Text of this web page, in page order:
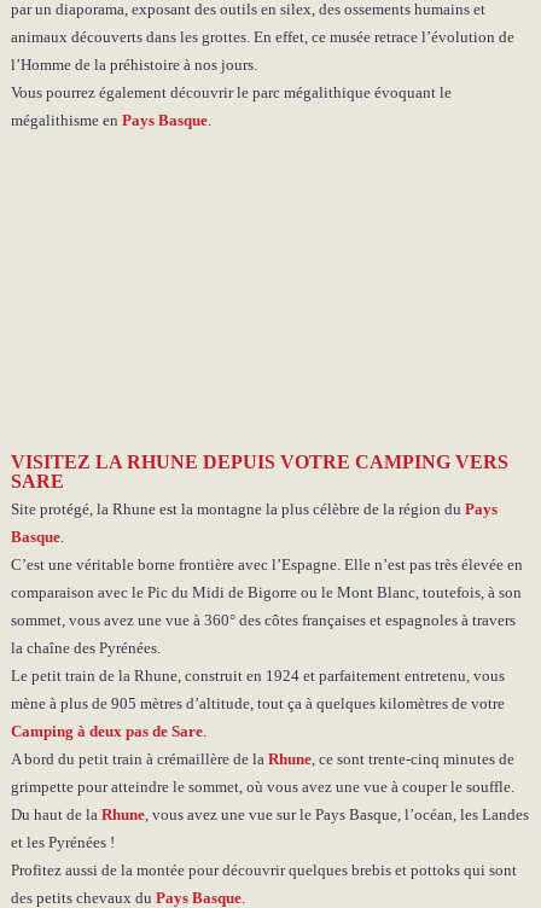
par un diaporama, exposant des outils en silex, des ossements humains et
animaux découverts dans les grottes. En effet, ce musée retrace l’évolution de
l’Homme de la préhistoire à nos jours.
Vous pourrez également découvrir le parc mégalithique évoquant le
mégalithisme en Pays Basque.
VISITEZ LA RHUNE DEPUIS VOTRE CAMPING VERS
SARE
Site protégé, la Rhune est la montagne la plus célèbre de la région du Pays
Basque.
C’est une véritable borne frontière avec l’Espagne. Elle n’est pas très élevée en
comparaison avec le Pic du Midi de Bigorre ou le Mont Blanc, toutefois, à son
sommet, vous avez une vue à 360° des côtes françaises et espagnoles à travers
la chaîne des Pyrénées.
Le petit train de la Rhune, construit en 1924 et parfaitement entretenu, vous
mène à plus de 905 mètres d’altitude, tout ça à quelques kilomètres de votre
Camping à deux pas de Sare.
A bord du petit train à crémaillère de la Rhune, ce sont trente-cinq minutes de
grimpette pour atteindre le sommet, où vous avez une vue à couper le souffle.
Du haut de la Rhune, vous avez une vue sur le Pays Basque, l’océan, les Landes
et les Pyrénées !
Profitez aussi de la montée pour découvrir quelques brebis et pottoks qui sont
des petits chevaux du Pays Basque.